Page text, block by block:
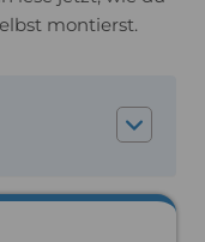
montierst.